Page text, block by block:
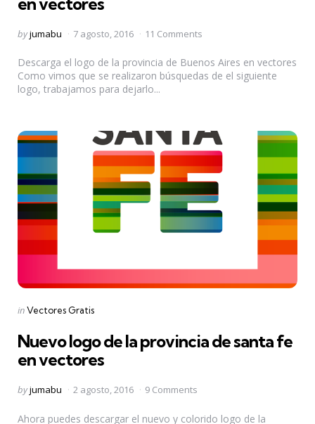
Posted
byjumabu 7 agosto, 2016 11 Comments
Descarga el logo de la provincia de Buenos Aires en vectores
Como vimos que se realizaron búsquedas de el siguiente
logo, trabajamos para dejarlo...
Categories
Posted
inVectores Gratis
Nuevo logo de la provincia de santa fe
en vectores
Posted
byjumabu 2 agosto, 2016 9 Comments
Ahora puedes descargar el nuevo y colorido logo de la